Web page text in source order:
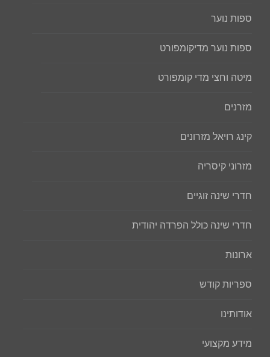
ספות נוער
ספות נוער מדיקומפורט
מיטה וחצי מדי קומפורט
מזרנים
קינג רויאל מזרונים
מזרוני קיסריה
חדרי שינה זוגיים
חדרי שינה כולל הפרדה יהודית
ארונות
ספריות קודש
אודותינו
מידע מקצועי